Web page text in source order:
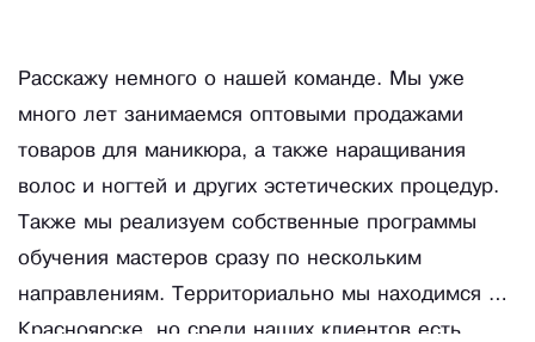
Расскажу немного о нашей команде. Мы уже
много лет занимаемся оптовыми продажами
товаров для маникюра, а также наращивания
волос и ногтей и других эстетических процедур.
Также мы реализуем собственные программы
обучения мастеров сразу по нескольким
направлениям. Территориально мы находимся в
Красноярске, но среди наших клиентов есть